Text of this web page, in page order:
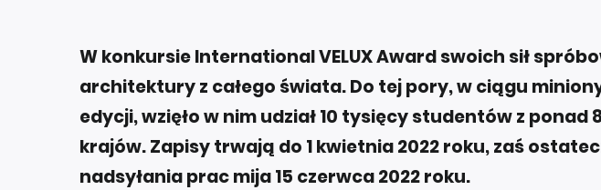
W konkursie International VELUX Award swoich sił
architektury z całego świata. Do tej pory, w ciągu
edycji, wzięło w nim udział 10 tysięcy studentów z ponad
krajów. Zapisy trwają do 1 kwietnia 2022 roku, zaś
nadsyłania prac mija 15 czerwca 2022 roku.